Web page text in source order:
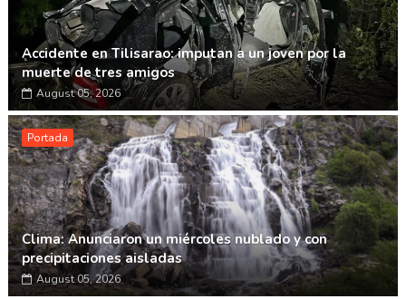
Accidente en Tilisarao: imputan a un joven por la
muerte de tres amigos
August 05, 2026
Portada
Clima: Anunciaron un miércoles nublado y con
precipitaciones aisladas
August 05, 2026